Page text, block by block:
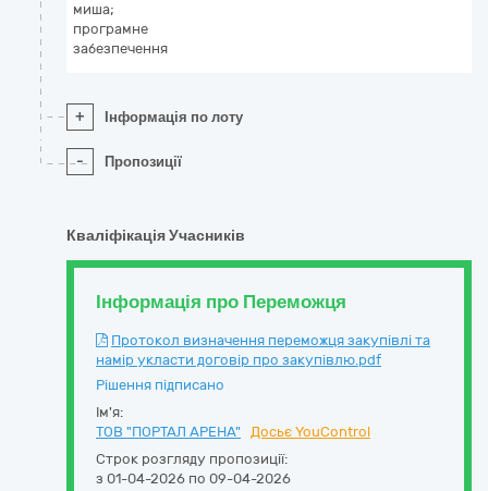
миша;
програмне
забезпечення
+ Інформація по лоту
- Пропозиції
Кваліфікація Учасників
Інформація про Переможця
Протокол визначення переможця закупівлі та
намір укласти договір про закупівлю.pdf
Рішення підписано
Ім'я:
ТОВ "ПОРТАЛ АРЕНА"
Досьє YouControl
Строк розгляду пропозиції:
з 01-04-2026 по 09-04-2026